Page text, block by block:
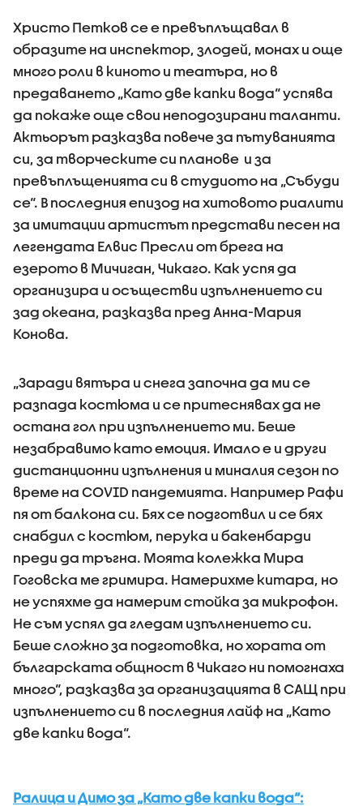
Христо Петков се е превъплъщавал в
образите на инспектор, злодей, монах и още
много роли в киното и театъра, но в
предаването „Като две капки вода“ успява
да покаже още свои неподозирани таланти.
Актьорът разказва повече за пътуванията
си, за творческите си планове и за
превъплъщенията си в студиото на „Събуди
се“. В последния епизод на хитовото риалити
за имитации артистът представи песен на
легендата Елвис Пресли от брега на
езерото в Мичиган, Чикаго. Как успя да
организира и осъществи изпълнението си
зад океана, разказва пред Анна-Мария
Конова.
„Заради вятъра и снега започна да ми се
разпада костюма и се притеснявах да не
остана гол при изпълнението ми. Беше
незабравимо като емоция. Имало е и други
дистанционни изпълнения и миналия сезон по
време на COVID пандемията. Например Рафи
пя от балкона си. Бях се подготвил и се бях
снабдил с костюм, перука и бакенбарди
преди да тръгна. Моята колежка Мира
Гоговска ме гримира. Намерихме китара, но
не успяхме да намерим стойка за микрофон.
Не съм успял да гледам изпълнението си.
Беше сложно за подготовка, но хората от
българската общност в Чикаго ни помогнаха
много“, разказва за организацията в САЩ при
изпълнението си в последния лайф на „Като
две капки вода“.
Ралица и Димо за „Като две капки вода“: